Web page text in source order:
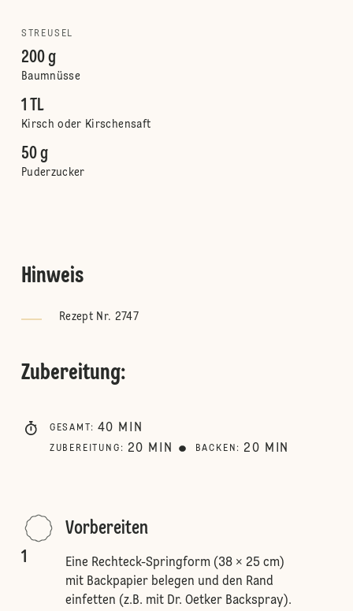
STREUSEL
200 g
Baumnüsse
1 TL
Kirsch oder Kirschensaft
50 g
Puderzucker
Hinweis
Rezept Nr. 2747
Zubereitung:
GESAMT : 40 MIN
ZUBEREITUNG : 20 MIN BACKEN : 20 MIN
1
Vorbereiten
Eine Rechteck-Springform (38 × 25 cm)
mit Backpapier belegen und den Rand
einfetten (z.B. mit Dr. Oetker Backspray).